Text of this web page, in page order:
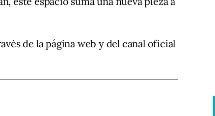
de la página web y del canal oficial